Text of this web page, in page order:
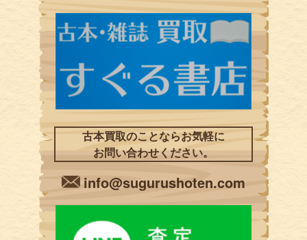
古本買取のことならお気軽に
お問い合わせください。
info@sugurushoten.com